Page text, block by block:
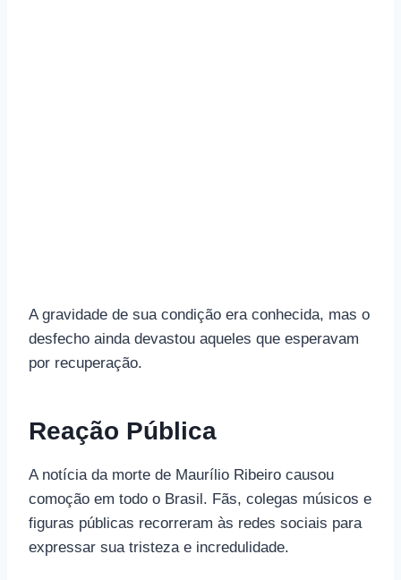
A gravidade de sua condição era conhecida, mas o
desfecho ainda devastou aqueles que esperavam
por recuperação.
Reação Pública
A notícia da morte de Maurílio Ribeiro causou
comoção em todo o Brasil. Fãs, colegas músicos e
figuras públicas recorreram às redes sociais para
expressar sua tristeza e incredulidade.